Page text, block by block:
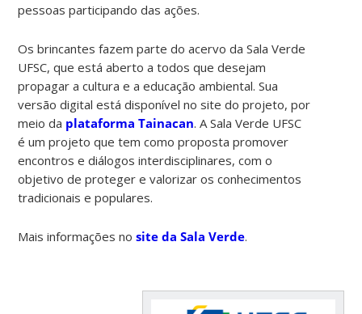
pessoas participando das ações.
Os brincantes fazem parte do acervo da Sala Verde
UFSC, que está aberto a todos que desejam
propagar a cultura e a educação ambiental. Sua
versão digital está disponível no site do projeto, por
meio da plataforma Tainacan. A Sala Verde UFSC
é um projeto que tem como proposta promover
encontros e diálogos interdisciplinares, com o
objetivo de proteger e valorizar os conhecimentos
tradicionais e populares.
Mais informações nosite da Sala Verde.